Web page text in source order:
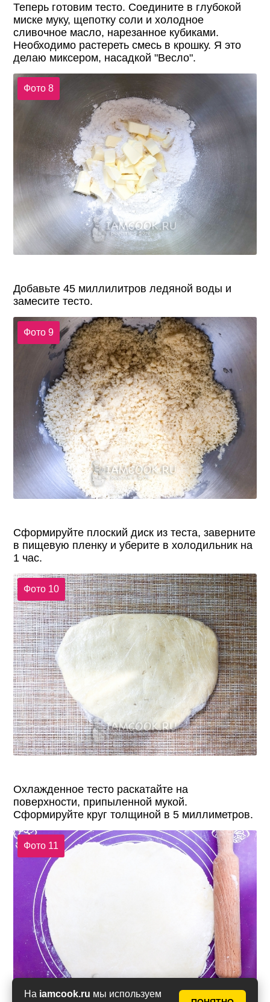
На iamcook.ru мы используем
Теперь готовим тесто. Соедините в глубокой
миске муку, щепотку соли и холодное
сливочное масло, нарезанное кубиками.
Необходимо растереть смесь в крошку. Я это
делаю миксером, насадкой "Весло".
Фото 8
Добавьте 45 миллилитров ледяной воды и
замесите тесто.
Фото 9
Сформируйте плоский диск из теста, заверните
в пищевую пленку и уберите в холодильник на
1 час.
Фото 10
Охлажденное тесто раскатайте на
поверхности, припыленной мукой.
Сформируйте круг толщиной в 5 миллиметров.
Фото 11